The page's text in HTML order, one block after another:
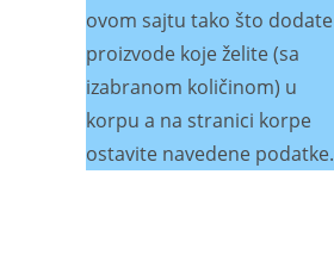
ovom sajtu tako što dodate
proizvode koje želite (sa
izabranom količinom) u
korpu a na stranici korpe
ostavite navedene podatke.